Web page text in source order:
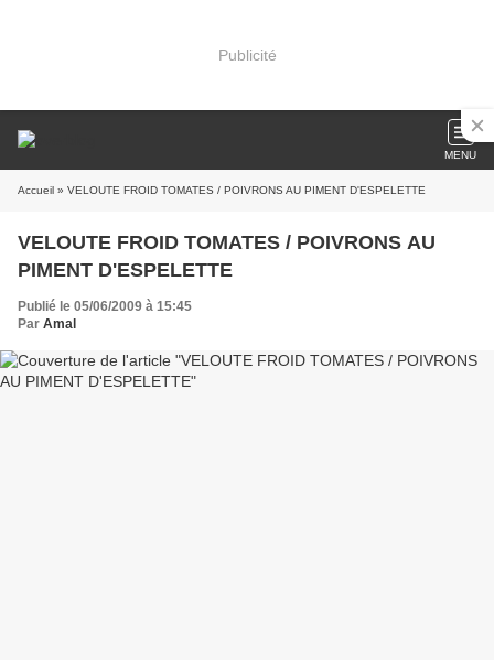
Publicité
MENU
Accueil » VELOUTE FROID TOMATES / POIVRONS AU PIMENT D'ESPELETTE
VELOUTE FROID TOMATES / POIVRONS AU
PIMENT D'ESPELETTE
Publié le 05/06/2009 à 15:45
Par Amal